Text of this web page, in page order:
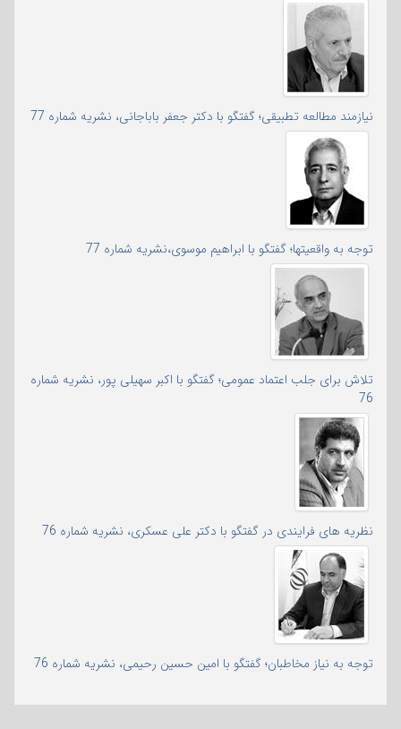
نیازمند مطالعه تطبیقی؛ گفتگو با دکتر جعفر باباجانی، نشریه شماره 77
توجه به واقعیتها؛ گفتگو با ابراهیم موسوی،نشریه شماره 77
تلاش برای جلب اعتماد عمومی؛ گفتگو با اکبر سهیلی پور، نشریه شماره
76
نظریه های فرایندی در گفتگو با دکتر علی عسکری، نشریه شماره 76
توجه به نیاز مخاطبان؛ گفتگو با امین حسین رحیمی، نشریه شماره 76